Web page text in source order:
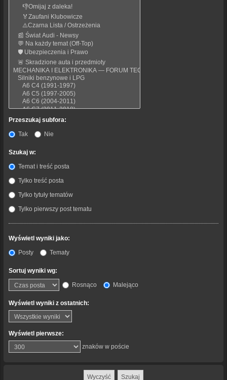
Przeszukaj subfora:
Tak
Nie
Szukaj w:
Temat i treść posta
Tylko treść posta
Tylko tytuły tematów
Tylko pierwszy post tematu
Wyświetl wyniki jako:
Posty
Tematy
Sortuj wyniki wg:
Rosnąco
Malejąco
Wyświetl wyniki z ostatnich:
Wyświetl pierwsze:
znaków w poście